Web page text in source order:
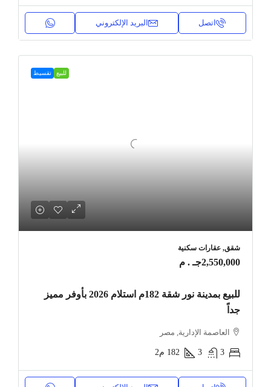
اتصل البريد الإلكتروني
للبيع تقسيط
شقق, عقارات سكنية
2,550,000جـ . م
للبيع بمدينة نور شقة 182م استلام 2026 بأوفر مميز
جداً
العاصمة الإدارية, مصر
3
3
182 م2